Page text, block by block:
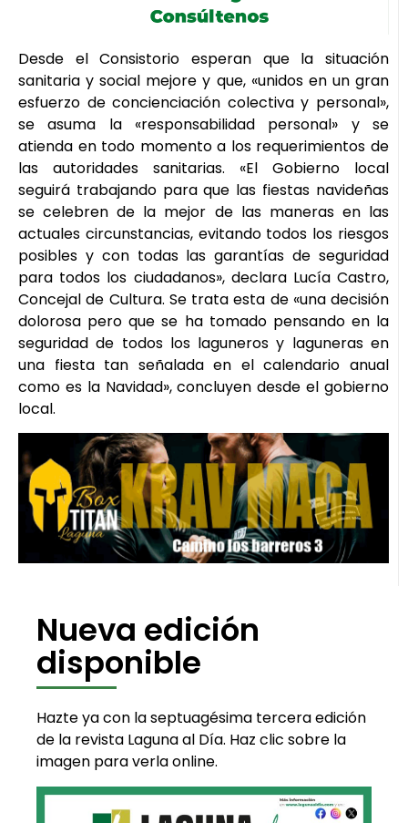
Desde el Consistorio esperan que la situación
sanitaria y social mejore y que, «unidos en un gran
esfuerzo de concienciación colectiva y personal»,
se asuma la «responsabilidad personal» y se
atienda en todo momento a los requerimientos de
las autoridades sanitarias. «El Gobierno local
seguirá trabajando para que las fiestas navideñas
se celebren de la mejor de las maneras en las
actuales circunstancias, evitando todos los riesgos
posibles y con todas las garantías de seguridad
para todos los ciudadanos», declara Lucía Castro,
Concejal de Cultura. Se trata esta de «una decisión
dolorosa pero que se ha tomado pensando en la
seguridad de todos los laguneros y laguneras en
una fiesta tan señalada en el calendario anual
como es la Navidad», concluyen desde el gobierno
local.
Nueva edición
disponible
Hazte ya con la septuagésima tercera edición
de la revista Laguna al Día. Haz clic sobre la
imagen para verla online.